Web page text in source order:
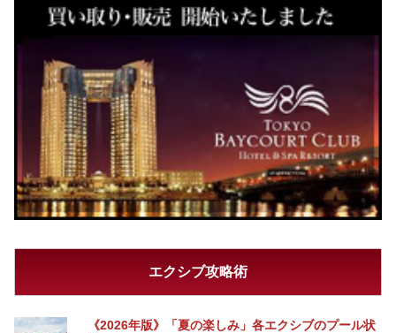
エクシブ攻略術
《2026年版》「夏の楽しみ」各エクシブのプール状